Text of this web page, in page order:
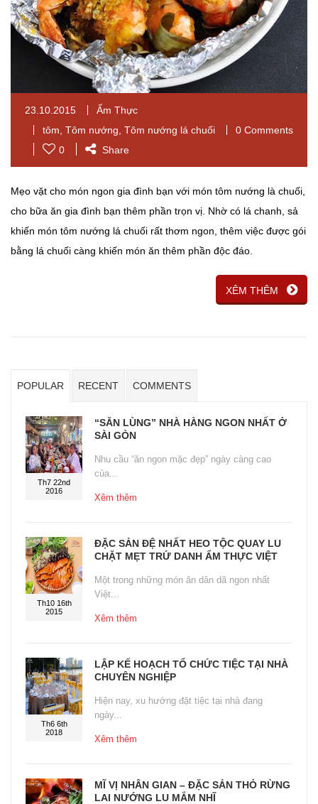
23.10.2015
Ẩm Thực
tôm Tôm nướng Tôm nướng lá chuối
0 Comments
0
Share
Mẹo vặt cho món ngon gia đình bạn với món tôm nướng là chuối,
cho bữa ăn gia đình bạn thêm phần trọn vị. Nhờ có lá chanh, sả
khiến món tôm nướng lá chuối rất thơm ngon, thêm việc được gói
bằng lá chuối càng khiến món ăn thêm phần độc đáo.
XÊM THÊM
POPULAR RECENT COMMENTS
Th7 22nd
2016
“SĂN LÙNG” NHÀ HÀNG NGON NHẤT Ở
SÀI GÒN
Nhu cầu “ăn ngon mặc đẹp” ngày càng cao
của...
Xêm thêm
Th10 16th
2015
ĐẶC SẢN ĐỆ NHẤT HEO TỘC QUAY LU
CHẶT MẸT TRỨ DANH ẨM THỰC VIỆT
Một trong những món ăn dân dã ngon nhất
Việt...
Xêm thêm
Th6 6th
2018
LẬP KẾ HOẠCH TỔ CHỨC TIỆC TẠI NHÀ
CHUYÊN NGHIỆP
Hiện nay, xu hướng đặt tiệc tại nhà đang
ngày...
Xêm thêm
MĨ VỊ NHÂN GIAN – ĐẶC SẢN THỎ RỪNG
LAI NƯỚNG LU MẮM NHĨ